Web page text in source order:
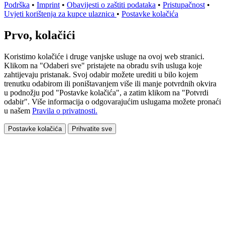
Podrška • Imprint • Obavijesti o zaštiti podataka • Pristupačnost •
Uvjeti korištenja za kupce ulaznica • Postavke kolačića
Prvo, kolačići
Koristimo kolačiće i druge vanjske usluge na ovoj web stranici.
Klikom na "Odaberi sve" pristajete na obradu svih usluga koje
zahtijevaju pristanak. Svoj odabir možete urediti u bilo kojem
trenutku odabirom ili poništavanjem više ili manje potvrdnih okvira
u podnožju pod "Postavke kolačića", a zatim klikom na "Potvrdi
odabir". Više informacija o odgovarajućim uslugama možete pronaći
u našem Pravila o privatnosti.
Postavke kolačića Prihvatite sve